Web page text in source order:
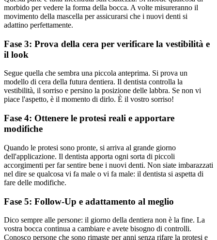
morbido per vedere la forma della bocca. A volte misureranno il
movimento della mascella per assicurarsi che i nuovi denti si
adattino perfettamente.
Fase 3: Prova della cera per verificare la vestibilità e
il look
Segue quella che sembra una piccola anteprima. Si prova un
modello di cera della futura dentiera. Il dentista controlla la
vestibilità, il sorriso e persino la posizione delle labbra. Se non vi
piace l'aspetto, è il momento di dirlo. È il vostro sorriso!
Fase 4: Ottenere le protesi reali e apportare
modifiche
Quando le protesi sono pronte, si arriva al grande giorno
dell'applicazione. Il dentista apporta ogni sorta di piccoli
accorgimenti per far sentire bene i nuovi denti. Non siate imbarazzati
nel dire se qualcosa vi fa male o vi fa male: il dentista si aspetta di
fare delle modifiche.
Fase 5: Follow-Up e adattamento al meglio
Dico sempre alle persone: il giorno della dentiera non è la fine. La
vostra bocca continua a cambiare e avete bisogno di controlli.
Conosco persone che sono rimaste per anni senza rifare la protesi e